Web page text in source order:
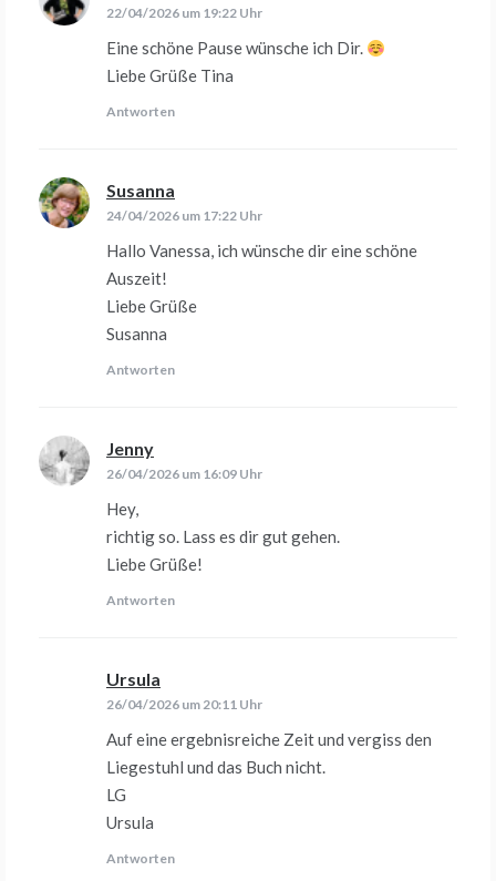
22/04/2026 um 19:22 Uhr
Eine schöne Pause wünsche ich Dir.
Liebe Grüße Tina
Antworten
Susanna
24/04/2026 um 17:22 Uhr
Hallo Vanessa, ich wünsche dir eine schöne
Auszeit!
Liebe Grüße
Susanna
Antworten
Jenny
26/04/2026 um 16:09 Uhr
Hey,
richtig so. Lass es dir gut gehen.
Liebe Grüße!
Antworten
Ursula
26/04/2026 um 20:11 Uhr
Auf eine ergebnisreiche Zeit und vergiss den
Liegestuhl und das Buch nicht.
LG
Ursula
Antworten